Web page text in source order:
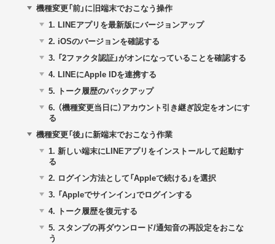
機種変更「前」に旧端末でおこなう操作
1. LINEアプリを最新版にバージョンアップ
2. iOSのバージョンを確認する
3. 「2ファクタ認証」がオンになっていることを確認する
4. LINEにApple IDを連携する
5.
トーク履歴のバックアップ
6. （機種変更当日に）アカウント引き継ぎ設定をオンにす
る
機種変更「後」に新端末でおこなう作業
1. 新しい端末にLINEアプリをインストールして起動す
る
2. ログイン方法として「Appleで続ける」を選択
3. 「Appleでサインイン」でログインする
4.
トーク履歴を復元する
5. スタンプの再ダウンロード/通知音の再設定をおこな
う